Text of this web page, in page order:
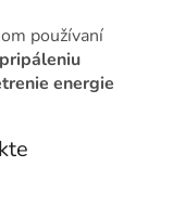
používaní
pripáleniu
energie